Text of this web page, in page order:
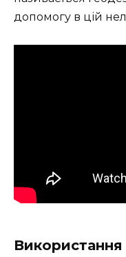
допомогу в цій
Використання